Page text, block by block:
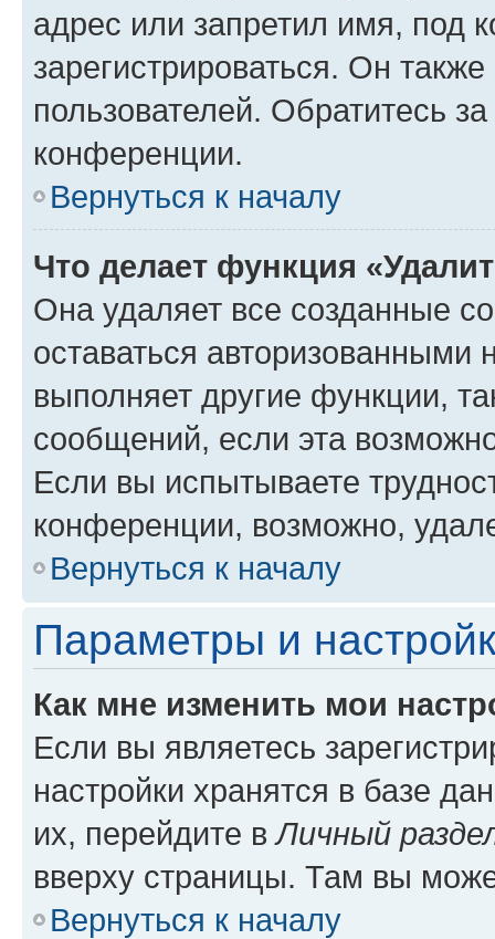
адрес или запретил имя, под
зарегистрироваться. Он
пользователей. Обратитесь
конференции.
Вернуться к началу
Что делает функция
Она удаляет все созданные
оставаться авторизованными
выполняет другие функции,
сообщений, если эта
Если вы испытываете
конференции, возможно,
Вернуться к началу
Параметры и
Как мне изменить мои
Если вы являетесь
настройки хранятся в базе
их, перейдите вЛичный
вверху страницы. Там вы
Вернуться к началу